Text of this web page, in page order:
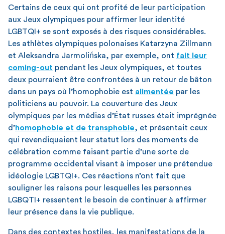
Certains de ceux qui ont profité de leur participation
aux Jeux olympiques pour affirmer leur identité
LGBTQI+ se sont exposés à des risques considérables.
Les athlètes olympiques polonaises Katarzyna Zillmann
et Aleksandra Jarmolińska, par exemple, ont fait leur
coming-out pendant les Jeux olympiques, et toutes
deux pourraient être confrontées à un retour de bâton
dans un pays où l’homophobie est alimentée par les
politiciens au pouvoir. La couverture des Jeux
olympiques par les médias d’État russes était imprégnée
d’homophobie et de transphobie, et présentait ceux
qui revendiquaient leur statut lors des moments de
célébration comme faisant partie d’une sorte de
programme occidental visant à imposer une prétendue
idéologie LGBTQI+. Ces réactions n’ont fait que
souligner les raisons pour lesquelles les personnes
LGBQTI+ ressentent le besoin de continuer à affirmer
leur présence dans la vie publique.
Dans des contextes hostiles, les manifestations de la